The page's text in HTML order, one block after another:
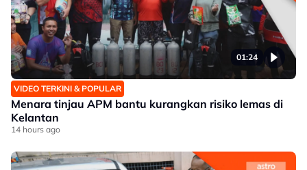
01:24
VIDEO TERKINI & POPULAR
Menara tinjau APM bantu kurangkan risiko lemas di
Kelantan
14 hours ago